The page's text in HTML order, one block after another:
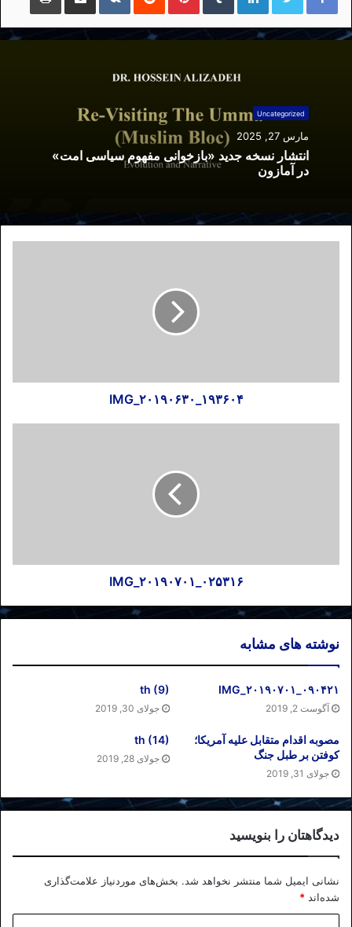
Uncategorized
مارس 27, 2025
انتشار نسخه جدید «بازخوانی مفهوم سیاسی امت»
در آمازون
IMG_۲۰۱۹۰۶۳۰_۱۹۳۶۰۴
IMG_۲۰۱۹۰۷۰۱_۰۲۵۳۱۶
نوشته های مشابه
IMG_۲۰۱۹۰۷۰۱_۰۹۰۴۲۱
آگوست 2, 2019
th (9)
جولای 30, 2019
مصوبه اقدام متقابل علیه آمریکا؛
کوفتن بر طبل جنگ
جولای 31, 2019
th (14)
جولای 28, 2019
دیدگاهتان را بنویسید
نشانی ایمیل شما منتشر نخواهد شد. بخش‌های موردنیاز علامت‌گذاری
شده‌اند *